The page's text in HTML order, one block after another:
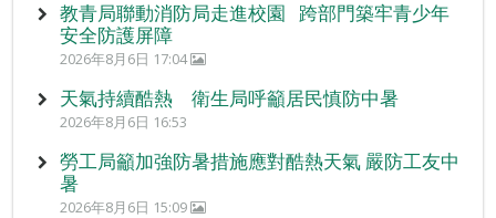
教青局聯動消防局走進校園 跨部門築牢青少年
安全防護屏障
2026年8月6日 17:04
天氣持續酷熱 衛生局呼籲居民慎防中暑
2026年8月6日 16:53
勞工局籲加強防暑措施應對酷熱天氣 嚴防工友中
暑
2026年8月6日 15:09